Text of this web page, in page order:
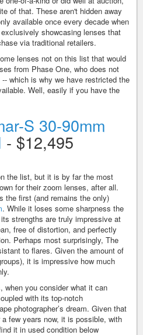
of that. These aren't hidden away
available once every decade when
showcasing lenses that
via traditional retailers.
lenses not on this list that would
from Phase One, who does not
which is why we have restricted the
Well, easily if you have the
S 30-90mm
- $12,495
the list, but it is by far the most
for their zoom lenses, after all.
the first (and remains the only)
. While it loses some sharpness the
strengths are truly impressive at
free of distortion, and perfectly
Perhaps most surprisingly, The
to flares. Given the amount of
it is impressive how much
when you consider what it can
with its top-notch
photographer’s dream. Given that
few years now, it is possible, with
it in used condition below